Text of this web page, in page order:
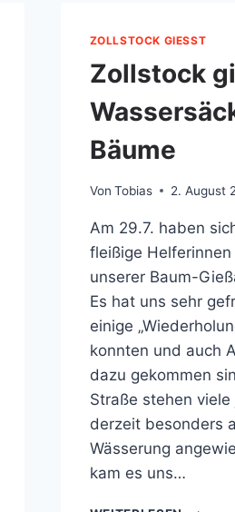
ZOLLSTOCK GIESST
Zollstock
Bäume
Von Tobias 2. August
Am 29.7. haben
fleißige
unserer Baum-
Es hat uns sehr
einige
konnten und auch
dazu gekommen
Straße stehen
derzeit besonders
Wässerung
kam es uns…